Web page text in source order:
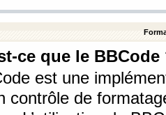
ce que le BBCode
est une
contrôle de